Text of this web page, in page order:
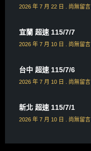
2026 年 7 月 22 日 尚無留言
宜蘭 超速 115/7/7
2026 年 7 月 10 日 尚無留言
台中 超速 115/7/6
2026 年 7 月 10 日 尚無留言
新北 超速 115/7/1
2026 年 7 月 10 日 尚無留言